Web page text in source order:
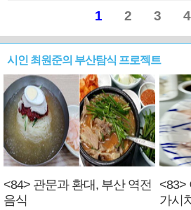
1 2 3 4
시인 최원준의 부산탐식 프로젝트
<84> 관문과 환대, 부산 역전
음식
<83>
가시치